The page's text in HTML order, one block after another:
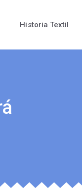
Historia Textil